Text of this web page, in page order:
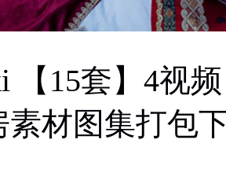
【15套】4视
素材图集打包